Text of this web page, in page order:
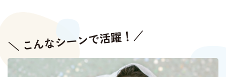
＼ こんなシーンで活躍！／